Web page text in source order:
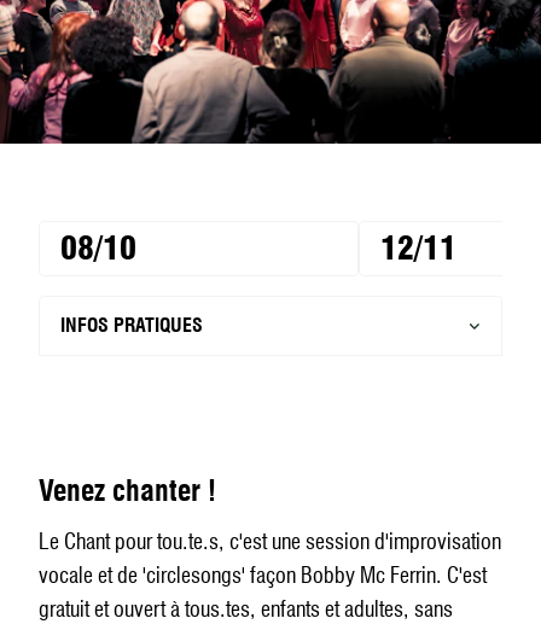
Venez chanter !
Le Chant pour tou.te.s, c'est une session d'improvisation
vocale et de 'circlesongs' façon Bobby Mc Ferrin. C'est
gratuit et ouvert à tous.tes, enfants et adultes, sans
08/10 12/11
INFOS PRATIQUES